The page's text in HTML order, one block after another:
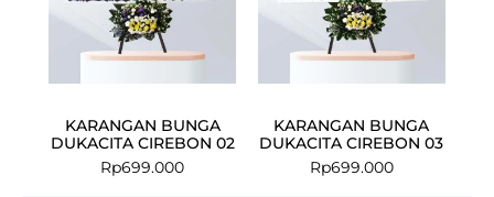
KARANGAN BUNGA
DUKACITA CIREBON 02
Rp699.000
KARANGAN BUNGA
DUKACITA CIREBON 03
Rp699.000